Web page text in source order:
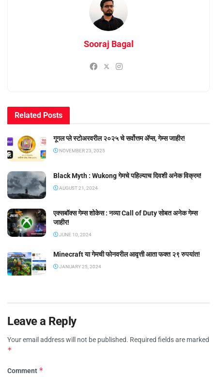
Sooraj Bagal
Related Posts
गूगल प्ले स्टोअरवरील २०२५ चे सर्वोत्तम ॲप्स, गेम्स जाहीर!
NOVEMBER 23, 2025
Black Myth : Wukong गेमचे पहिल्याच दिवशी अनेक विक्रम!
AUGUST 21, 2024
एक्सबॉक्स गेम्स शोकेस : नव्या Call of Duty सोबत अनेक गेम्स
जाहीर!
JUNE 10, 2024
Minecraft या गेमची फोनवरील आवृत्ती आता फक्त २९ रुपयांत!
JANUARY 25, 2024
Leave a Reply
Your email address will not be published. Required fields are marked
*
Comment *